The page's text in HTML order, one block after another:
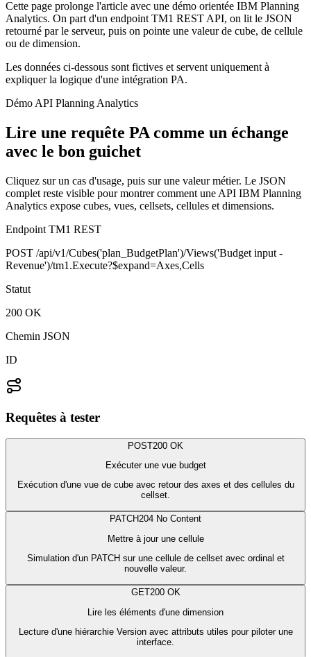
Cette page prolonge l'article avec une démo orientée IBM Planning
Analytics. On part d'un endpoint TM1 REST API, on lit le JSON
retourné par le serveur, puis on pointe une valeur de cube, de cellule
ou de dimension.
Les données ci-dessous sont fictives et servent uniquement à
expliquer la logique d'une intégration PA.
Démo API Planning Analytics
Lire une requête PA comme un échange
avec le bon guichet
Cliquez sur un cas d'usage, puis sur une valeur métier. Le JSON
complet reste visible pour montrer comment une API IBM Planning
Analytics expose cubes, vues, cellsets, cellules et dimensions.
Endpoint TM1 REST
POST /api/v1/Cubes('plan_BudgetPlan')/Views('Budget input -
Revenue')/tm1.Execute?$expand=Axes,Cells
Statut
200 OK
Chemin JSON
ID
Requêtes à tester
POST200 OK
Exécuter une vue budget
Exécution d'une vue de cube avec retour des axes et des cellules du
cellset.
PATCH204 No Content
Mettre à jour une cellule
Simulation d'un PATCH sur une cellule de cellset avec ordinal et
nouvelle valeur.
GET200 OK
Lire les éléments d'une dimension
Lecture d'une hiérarchie Version avec attributs utiles pour piloter une
interface.